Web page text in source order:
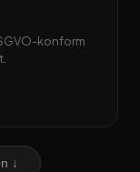
konform
↓